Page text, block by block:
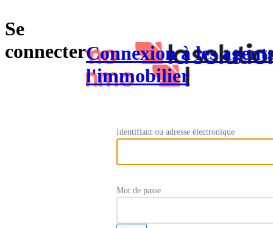
Se
connecterConnexion à les
l'immobilier
Identifiant ou adresse électronique
Mot de passe